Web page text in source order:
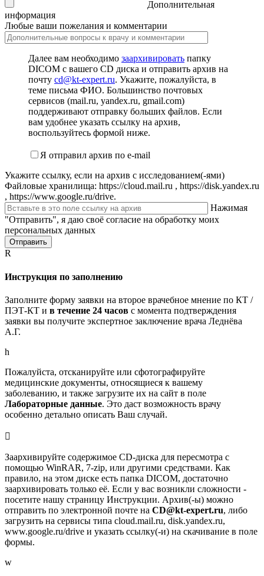
Дополнительная
информация
Любые ваши пожелания и комментарии
Далее вам необходимо заархивировать папку
DICOM с вашего CD диска и отправить архив на
почту cd@kt-expert.ru. Укажите, пожалуйста, в
теме письма ФИО. Большинство почтовых
сервисов (mail.ru, yandex.ru, gmail.com)
поддерживают отправку больших файлов. Если
вам удобнее указать ссылку на архив,
воспользуйтесь формой ниже.
Я отправил архив по e-mail
Укажите ссылку, если на архив с исследованием(-ями)
Файловые хранилища: https://cloud.mail.ru , https://disk.yandex.ru
, https://www.google.ru/drive.
Нажимая
"Отправить", я даю своё согласие на обработку моих
персональных данных
Отправить
R
Инструкция по заполнению
Заполните форму заявки на второе врачебное мнение по КТ /
ПЭТ-КТ и в течение 24 часов с момента подтверждения
заявки вы получите экспертное заключение врача Леднёва
А.Г.
h
Пожалуйста, отсканируйте или сфотографируйте
медицинские документы, относящиеся к вашему
заболеванию, и также загрузите их на сайт в поле
Лабораторные данные. Это даст возможность врачу
особенно детально описать Ваш случай.

Заархивируйте содержимое CD-диска для пересмотра с
помощью WinRAR, 7-zip, или другими средствами. Как
правило, на этом диске есть папка DICOM, достаточно
заархивировать только её. Если у вас возникли сложности -
посетите нашу страницу Инструкции. Архив(-ы) можно
отправить по электронной почте на CD@kt-expert.ru, либо
загрузить на сервисы типа cloud.mail.ru, disk.yandex.ru,
www.google.ru/drive и указать ссылку(-и) на скачивание в поле
формы.
w